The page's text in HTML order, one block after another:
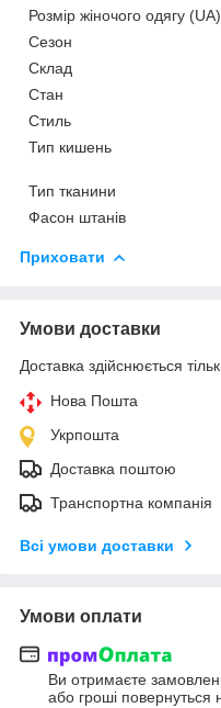
Розмір жіночого одягу (UA)
Сезон
Склад
Стан
Стиль
Тип кишень
Тип тканини
Фасон штанів
Приховати
Умови доставки
Доставка здійснюється
Нова Пошта
Укрпошта
Доставка поштою
Транспортна компанія
Всі умови доставки
Умови оплати
Ви отримаєте
або гроші повернуться